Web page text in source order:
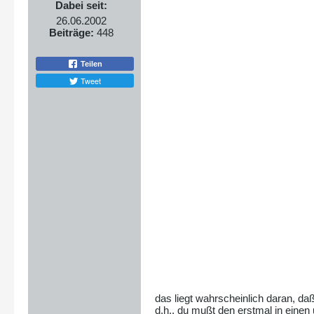
Dabei seit:
26.06.2002
Beiträge: 448
Teilen
Tweet
das liegt wahrscheinlich daran,
d.h., du mußt den erstmal in